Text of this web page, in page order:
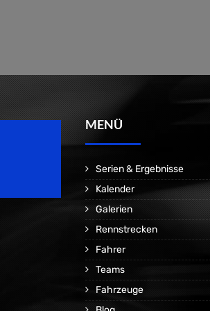
MENÜ
Serien & Ergebnisse
Kalender
Galerien
Rennstrecken
Fahrer
Teams
Fahrzeuge